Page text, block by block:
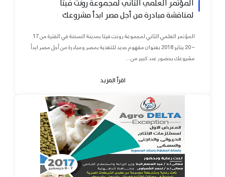
المؤتمر العلمي الثاني لمجموعة رونت فيتا
لمناقشة مبادرة من أجل مصر ابدأ مشروعك
المؤتمر العلمي الثاني لمجموعة رونت فيتا بمدينة السخنة في الفترة من 17
– 20 يناير 2018 بعنوان مفهوم جديد للتغذية بمصر ومبادرة من أجل مصر ابدأ
مشروعك بحضور عدد كبير من...
اقرأ المزيد